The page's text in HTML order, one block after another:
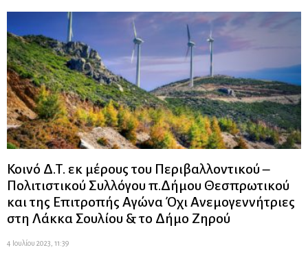
Κοινό Δ.Τ. εκ μέρους του Περιβαλλοντικού –
Πολιτιστικού Συλλόγου π.Δήμου Θεσπρωτικού
και της Επιτροπής Αγώνα Όχι Ανεμογεννήτριες
στη Λάκκα Σουλίου & το Δήμο Ζηρού
4 Ιουλίου 2023, 11:39